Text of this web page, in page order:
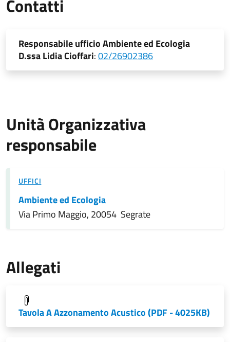
Contatti
Responsabile ufficio Ambiente ed Ecologia
D.ssa Lidia Cioffari:02/26902386
Unità Organizzativa
responsabile
UFFICI
Ambiente ed Ecologia
Via Primo Maggio, 20054 Segrate
Allegati
Tavola A Azzonamento Acustico(PDF - 4025KB)